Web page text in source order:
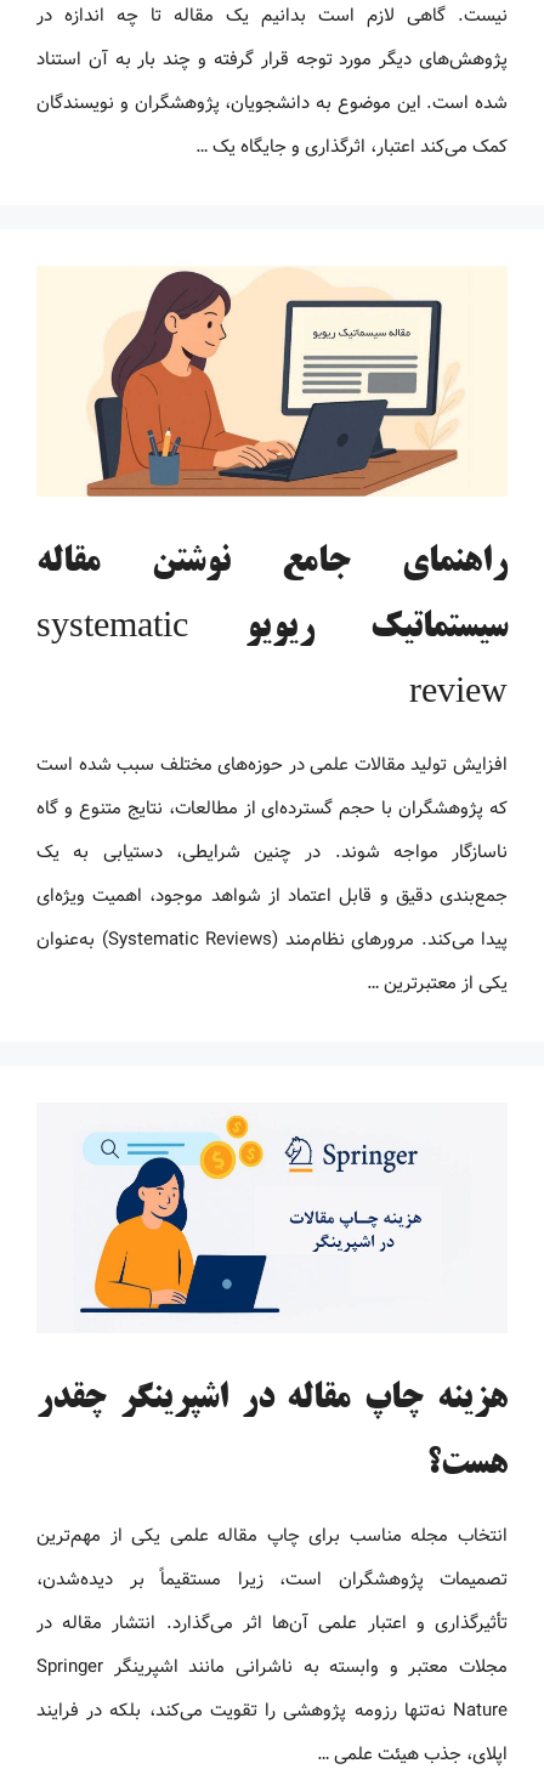
نیست. گاهی لازم است بدانیم یک مقاله تا چه اندازه در
پژوهش‌های دیگر مورد توجه قرار گرفته و چند بار به آن استناد
شده است. این موضوع به دانشجویان، پژوهشگران و نویسندگان
کمک می‌کند اعتبار، اثرگذاری و جایگاه یک …
راهنمای جامع نوشتن مقاله
سیستماتیک ریویو systematic
review
افزایش تولید مقالات علمی در حوزه‌های مختلف سبب شده است
که پژوهشگران با حجم گسترده‌ای از مطالعات، نتایج متنوع و گاه
ناسازگار مواجه شوند. در چنین شرایطی، دستیابی به یک
جمع‌بندی دقیق و قابل اعتماد از شواهد موجود، اهمیت ویژه‌ای
پیدا می‌کند. مرورهای نظام‌مند (Systematic Reviews) به‌عنوان
یکی از معتبرترین …
هزینه چاپ مقاله در اشپرینگر چقدر
هست؟
انتخاب مجله مناسب برای چاپ مقاله علمی یکی از مهم‌ترین
تصمیمات پژوهشگران است، زیرا مستقیماً بر دیده‌شدن،
تأثیرگذاری و اعتبار علمی آن‌ها اثر می‌گذارد. انتشار مقاله در
مجلات معتبر و وابسته به ناشرانی مانند اشپرینگر Springer
Nature نه‌تنها رزومه پژوهشی را تقویت می‌کند، بلکه در فرایند
اپلای، جذب هیئت علمی …